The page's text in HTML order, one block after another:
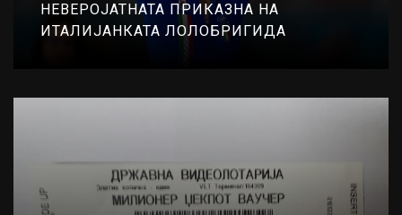
НЕВЕРОЈАТНАТА ПРИКАЗНА НА
ИТАЛИЈАНКАТА ЛОЛОБРИГИДА